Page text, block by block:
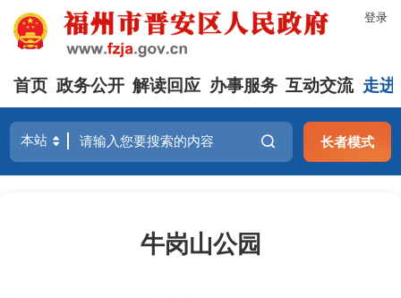
登录
首页 政务公开 解读回应 办事服务 互动交流 走进
长者模式
牛岗山公园